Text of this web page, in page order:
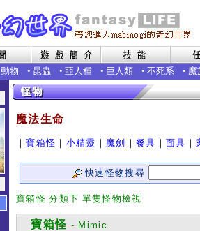
動物 • 昆蟲 • 亞人種 • 巨人類 • 不死系 • 魔
魔法生命
｜寶箱怪 ｜ 小精靈 ｜ 魔劍 ｜餐具 ｜面具 ｜
快速怪物搜尋
寶箱怪 分類下 單隻怪物檢視
寶箱怪 - Mimic